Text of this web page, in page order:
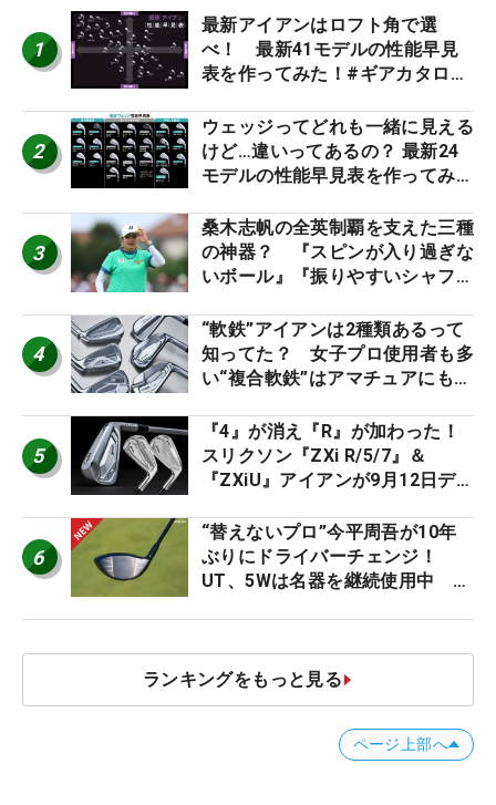
1
最新アイアンはロフト角で選
べ！ 最新41モデルの性能早見
表を作ってみた！#ギアカタログ
2
ウェッジってどれも一緒に見える
けど…違いってあるの？ 最新24
モデルの性能早見表を作ってみ
3
桑木志帆の全英制覇を支えた三種
の神器？ 『スピンが入り過ぎな
いボール』『振りやすいシャフ
ー』 #女子プロセッティング
4
“軟鉄”アイアンは2種類あるって
知ってた？ 女子プロ使用者も多
い“複合軟鉄”はアマチュアにもオ
5
『4』が消え『R』が加わった！
スリクソン『ZXi R/5/7』＆
『ZXiU』アイアンが9月12日デ
6
“替えないプロ”今平周吾が10年
ぶりにドライバーチェンジ！
UT、5Wは名器を継続使用中 #
ランキングをもっと見る
ページ上部へ